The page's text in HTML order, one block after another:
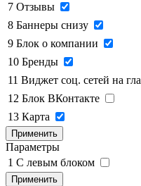
7 Отзывы
8 Баннеры снизу
9 Блок о компании
10 Бренды
11 Виджет соц. сетей на
12 Блок ВКонтакте
13 Карта
Применить
Параметры
1 C левым блоком
Применить